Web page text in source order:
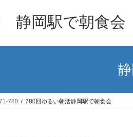
静岡駅で朝食会
780 780回ゆるい朝活静岡駅で朝食会